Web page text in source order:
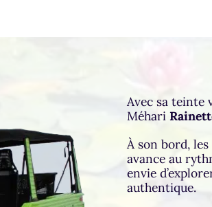
Avec sa teinte
Méhari
À son bord,
avance au
envie
authentique.